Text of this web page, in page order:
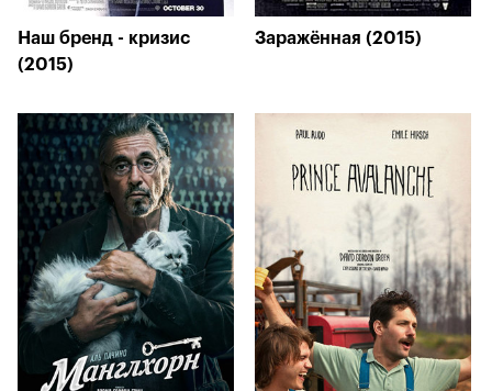
Наш бренд - кризис
(2015)
Заражённая (2015)